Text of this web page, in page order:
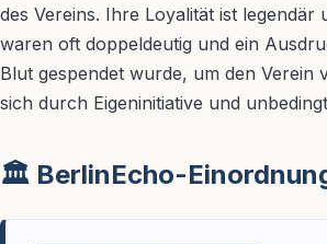
des Vereins. Ihre Loyalität ist
waren oft doppeldeutig und ein
Blut gespendet wurde, um den
sich durch Eigeninitiative und
🏛️ BerlinEcho-